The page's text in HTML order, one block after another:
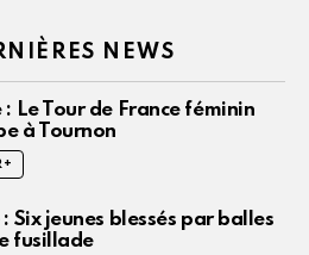
NEWS
: Le Tour de France féminin
à Tournon
+
Six jeunes blessés par balles
fusillade